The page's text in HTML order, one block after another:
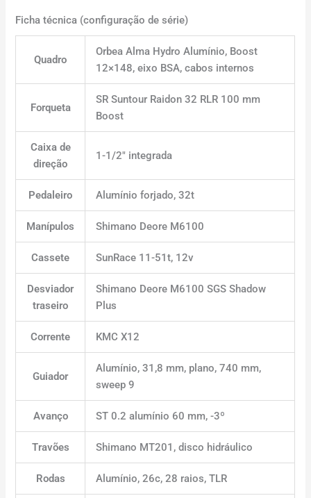
Ficha técnica (configuração de série)
Quadro
Orbea Alma Hydro Alumínio, Boost
12×148, eixo BSA, cabos internos
Forqueta
SR Suntour Raidon 32 RLR 100 mm
Boost
Caixa de
direção
1-1/2″ integrada
Pedaleiro Alumínio forjado, 32t
Manípulos Shimano Deore M6100
Cassete SunRace 11-51t, 12v
Desviador
traseiro
Shimano Deore M6100 SGS Shadow
Plus
Corrente KMC X12
Guiador
Alumínio, 31,8 mm, plano, 740 mm,
sweep 9
Avanço ST 0.2 alumínio 60 mm, -3º
Travões Shimano MT201, disco hidráulico
Rodas Alumínio, 26c, 28 raios, TLR